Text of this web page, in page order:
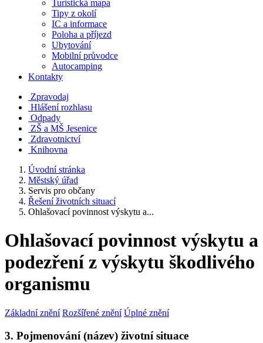
Turistická mapa
Tipy z okolí
IC a informace
Poloha a příjezd
Ubytování
Mobilní průvodce
Autocamping
Kontakty
Zpravodaj
Hlášení rozhlasu
Odpady
ZŠ a MŠ Jesenice
Zdravotnictví
Knihovna
Úvodní stránka
Městský úřad
Servis pro občany
Řešení životních situací
Ohlašovací povinnost výskytu a...
Ohlašovací povinnost výskytu a
podezření z výskytu škodlivého
organismu
Základní znění Rozšířené znění Úplné znění
3. Pojmenování (název) životní situace